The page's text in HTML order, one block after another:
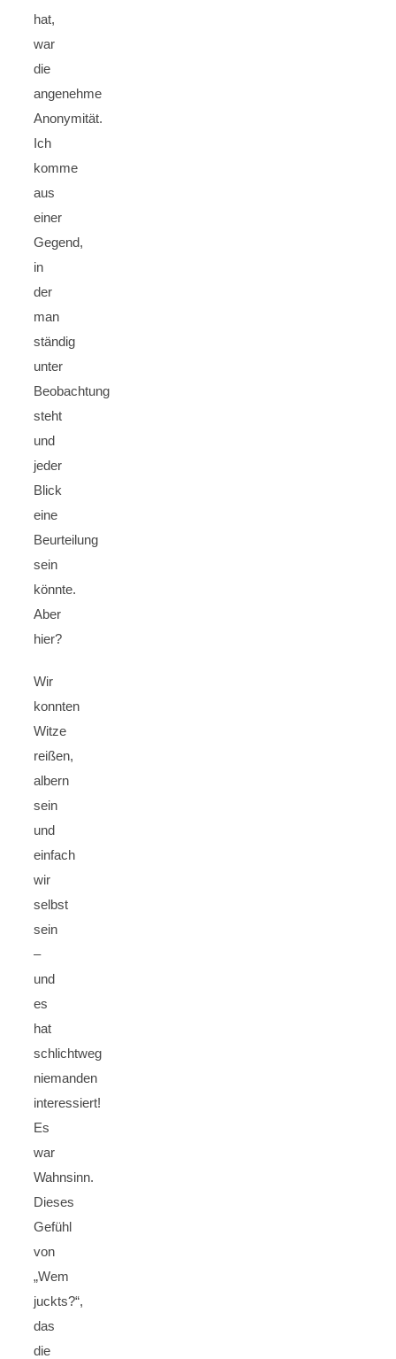
hat,
war
die
angenehme
Anonymität.
Ich
komme
aus
einer
Gegend,
in
der
man
ständig
unter
Beobachtung
steht
und
jeder
Blick
eine
Beurteilung
sein
könnte.
Aber
hier?
Wir
konnten
Witze
reißen,
albern
sein
und
einfach
wir
selbst
sein
–
und
es
hat
schlichtweg
niemanden
interessiert!
Es
war
Wahnsinn.
Dieses
Gefühl
von
„Wem
juckts?“,
das
die